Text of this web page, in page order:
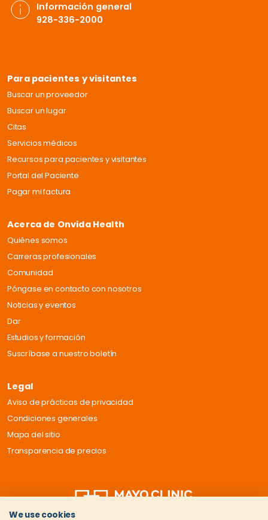
Información general
928-336-2000
Para pacientes y visitantes
Buscar un proveedor
Buscar un lugar
Citas
Servicios médicos
Recursos para pacientes y visitantes
Portal del Paciente
Pagar mi factura
Acerca de Onvida Health
Quiénes somos
Carreras profesionales
Comunidad
Póngase en contacto con nosotros
Noticias y eventos
Dar
Estudios y formación
Suscríbase a nuestro boletín
Legal
Aviso de prácticas de privacidad
Condiciones generales
Mapa del sitio
Transparencia de precios
We use cookies